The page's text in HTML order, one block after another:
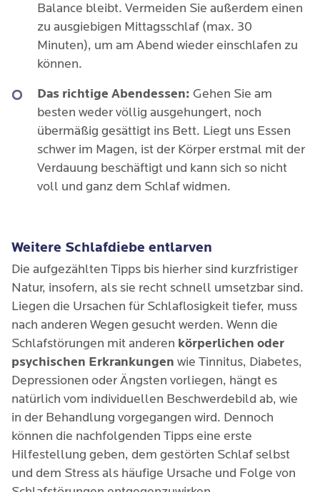
Balance bleibt. Vermeiden Sie außerdem einen
zu ausgiebigen Mittagsschlaf (max. 30
Minuten), um am Abend wieder einschlafen zu
können.
Das richtige Abendessen: Gehen Sie am
besten weder völlig ausgehungert, noch
übermäßig gesättigt ins Bett. Liegt uns Essen
schwer im Magen, ist der Körper erstmal mit der
Verdauung beschäftigt und kann sich so nicht
voll und ganz dem Schlaf widmen.
Weitere Schlafdiebe entlarven
Die aufgezählten Tipps bis hierher sind kurzfristiger
Natur, insofern, als sie recht schnell umsetzbar sind.
Liegen die Ursachen für Schlaflosigkeit tiefer, muss
nach anderen Wegen gesucht werden. Wenn die
Schlafstörungen mit anderen körperlichen oder
psychischen Erkrankungen wie Tinnitus, Diabetes,
Depressionen oder Ängsten vorliegen, hängt es
natürlich vom individuellen Beschwerdebild ab, wie
in der Behandlung vorgegangen wird. Dennoch
können die nachfolgenden Tipps eine erste
Hilfestellung geben, dem gestörten Schlaf selbst
und dem Stress als häufige Ursache und Folge von